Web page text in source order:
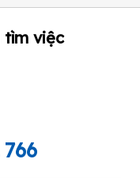
tìm việc